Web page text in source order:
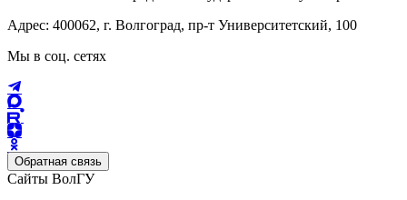
Адрес: 400062, г. Волгоград, пр-т Университетский, 100
Мы в соц. сетях
Обратная связь
Сайты ВолГУ